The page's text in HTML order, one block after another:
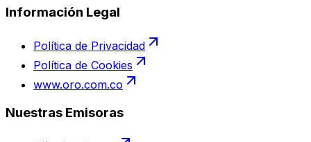
Información Legal
Política de Privacidad
Política de Cookies
www.oro.com.co
Nuestras Emisoras